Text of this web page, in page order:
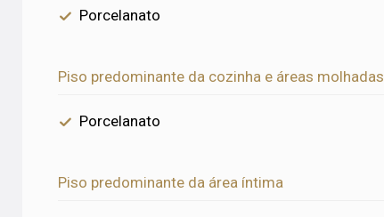
Porcelanato
Piso predominante da cozinha e áreas molhadas
Porcelanato
Piso predominante da área íntima